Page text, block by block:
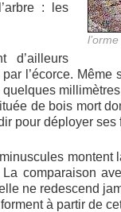
: les
d’ailleurs
l’écorce.
de bois mort
pour déployer
montent
comparaison
ne redescend
à partir de